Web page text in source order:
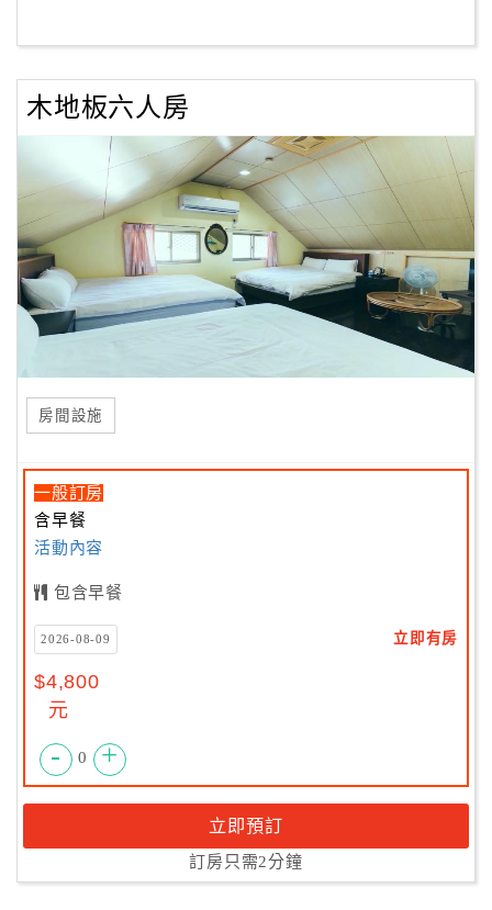
木地板六人房
房間設施
一般訂房
含早餐
活動內容
包含早餐
2026-08-09 立即有房
$4,800
元
- 0 +
立即預訂
訂房只需2分鐘